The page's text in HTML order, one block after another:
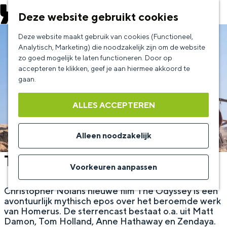
Deze website gebruikt cookies
Deze website maakt gebruik van cookies (Functioneel,
Analytisch, Marketing) die noodzakelijk zijn om de website
zo goed mogelijk te laten functioneren. Door op
accepteren te klikken, geef je aan hiermee akkoord te
gaan.
ALLES ACCEPTEREN
Alleen noodzakelijk
Voorkeuren aanpassen
d
e
m
e
The Odyssey
Christopher Nolans nieuwe film The Odyssey is een
avontuurlijk mythisch epos over het beroemde werk
van Homerus. De sterrencast bestaat o.a. uit Matt
Damon, Tom Holland, Anne Hathaway en Zendaya.